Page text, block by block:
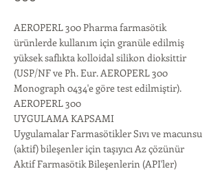
AEROPERL 300 Pharma farmasötik
ürünlerde kullanım için granüle edilmiş
yüksek saflıkta kolloidal silikon dioksittir
(USP/NF ve Ph. Eur. AEROPERL 300
Monograph 0434'e göre test edilmiştir).
AEROPERL 300
UYGULAMA KAPSAMI
Uygulamalar Farmasötikler Sıvı ve macunsu
(aktif) bileşenler için taşıyıcı Az çözünür
Aktif Farmasötik Bileşenlerin (API'ler)